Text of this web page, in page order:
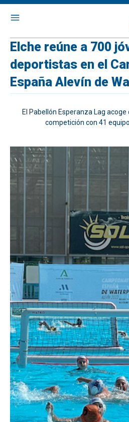
Elche reúne a 700
deportistas en el
España Alevín de
El Pabellón Esperanza Lag
competición con 41